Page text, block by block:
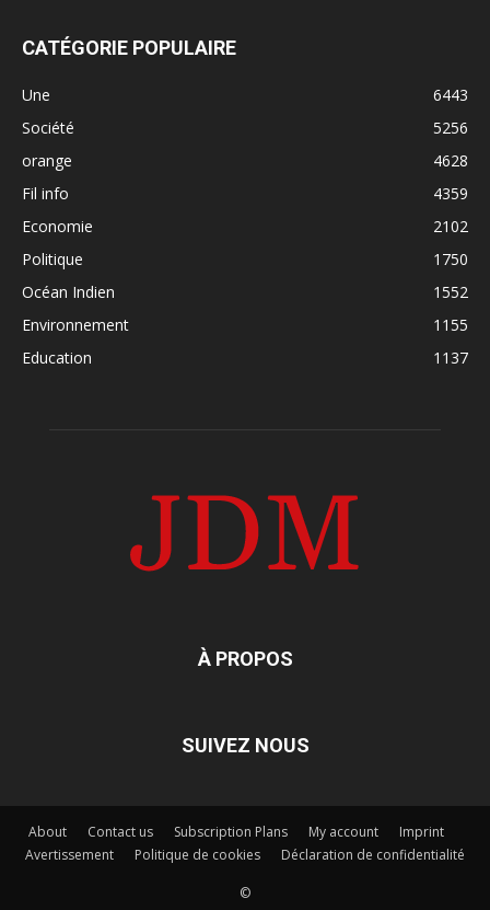
CATÉGORIE POPULAIRE
Une
6443
Société
5256
orange
4628
Fil info
4359
Economie
2102
Politique
1750
Océan Indien
1552
Environnement
1155
Education
1137
À PROPOS
SUIVEZ NOUS
About Contact us Subscription Plans My account
Imprint
Avertissement
Politique de cookies Déclaration de confidentialité
©